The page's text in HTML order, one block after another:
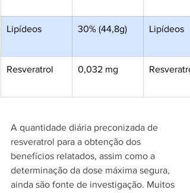
Lipídeos 30% (44,8g) Lipídeos
Resveratrol 0,032 mg
A quantidade diária preconizada de
resveratrol para a obtenção dos
benefícios relatados, assim como a
determinação da dose máxima segura,
ainda são fonte de investigação. Muitos